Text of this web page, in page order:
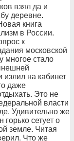
взял да и
деревне.
книга
в России.
к
московской
многое стало
на кабинет
даже
Это не
власти
Удивительно же
сетует о
земле. Читая
Что же